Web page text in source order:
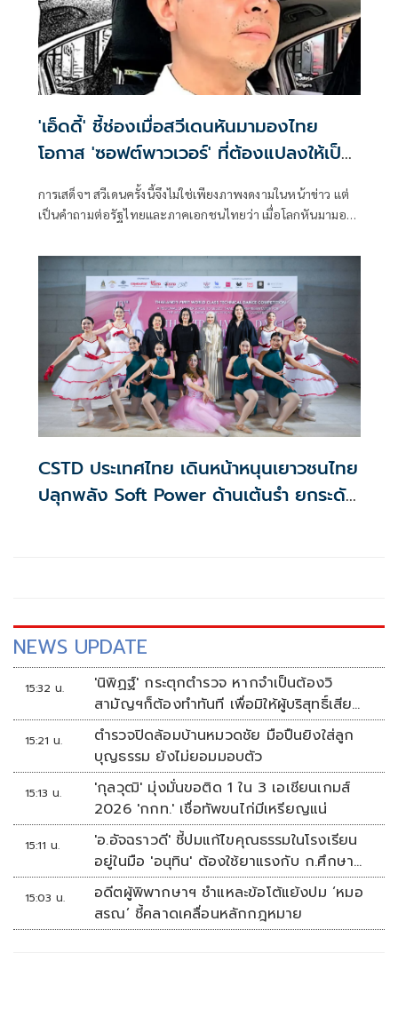
'เอ็ดดี้' ชี้ช่องเมื่อสวีเดนหันมามองไทย
โอกาส 'ซอฟต์พาวเวอร์' ที่ต้องแปลงให้เป็น
เศรษฐกิจจริง
การเสด็จฯ สวีเดนครั้งนี้จึงไม่ใช่เพียงภาพงดงามในหน้าข่าว แต่
เป็นคำถามต่อรัฐไทยและภาคเอกชนไทยว่า เมื่อโลกหันมามอง
มากกว่าที่เขาเคยรู้จัก
CSTD ประเทศไทย เดินหน้าหนุนเยาวชนไทย
ปลุกพลัง Soft Power ด้านเต้นรำ ยกระดับ
NEWS UPDATE
15:32 น.
'นิพิฏฐ์' กระตุกตำรวจ หากจำเป็นต้องวิ
สามัญฯก็ต้องทำทันที เพื่อมิให้ผู้บริสุทธิ์เสีย
ชีวิตเพิ่ม
15:21 น.
ตำรวจปิดล้อมบ้านหมวดชัย มือปืนยิงใส่ลูก
บุญธรรม ยังไม่ยอมมอบตัว
15:13 น.
'กุลวุฒิ' มุ่งมั่นขอติด 1 ใน 3 เอเชียนเกมส์
2026 'กกท.' เชื่อทัพขนไก่มีเหรียญแน่
15:11 น.
'อ.อัจฉราวดี' ชี้ปมแก้ไขคุณธรรมในโรงเรียน
อยู่ในมือ 'อนุทิน' ต้องใช้ยาแรงกับ ก.ศึกษา
เรื่องปืนแค่ปลายเหตุ
15:03 น.
อดีตผู้พิพากษาฯ ชำแหละข้อโต้แย้งปม ‘หมอ
สรณ’ ชี้คลาดเคลื่อนหลักกฎหมาย